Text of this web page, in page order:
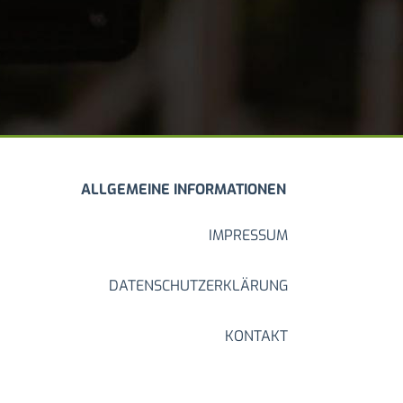
ALLGEMEINE INFORMATIONEN
IMPRESSUM
DATENSCHUTZERKLÄRUNG
KONTAKT